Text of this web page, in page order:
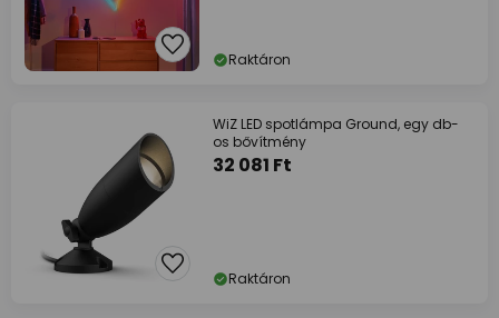
Raktáron
WiZ LED spotlámpa Ground, egy db-
os bővítmény
32 081 Ft
Raktáron